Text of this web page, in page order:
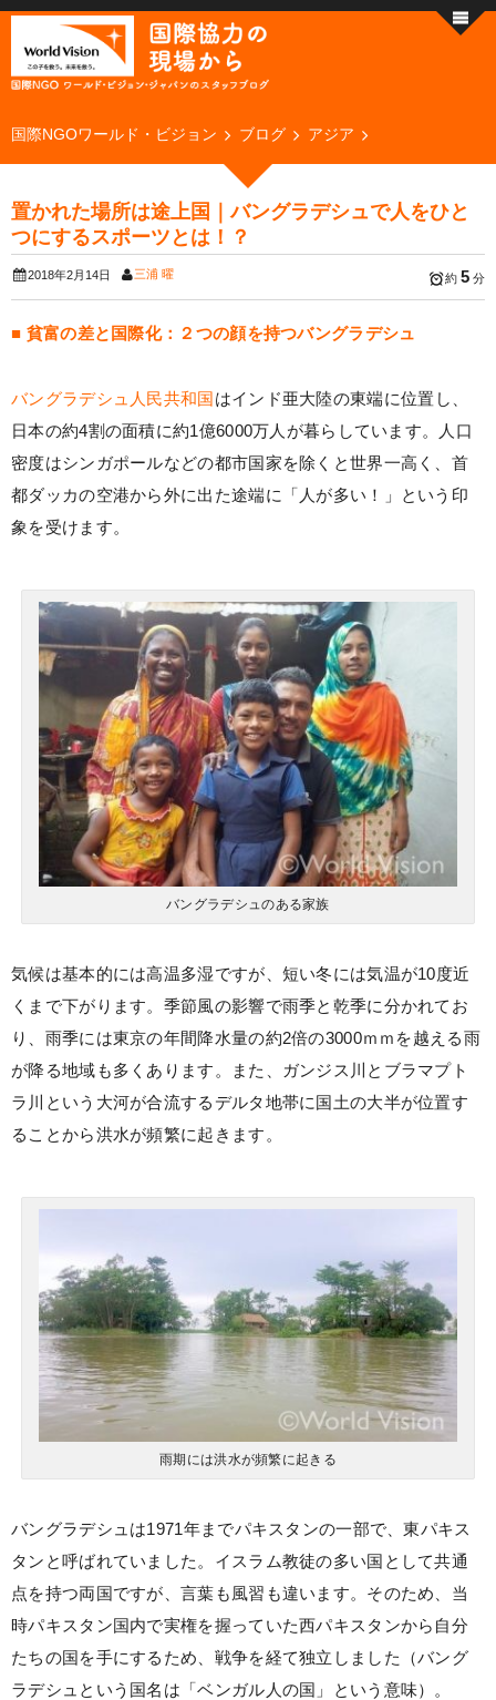
国際NGOワールド・ビジョン ブログ アジア
置かれた場所は途上国｜バングラデシュで人をひと
つにするスポーツとは！？
2018年2月14日 三浦 曜 約 5 分
■ 貧富の差と国際化：２つの顔を持つバングラデシュ
バングラデシュ人民共和国はインド亜大陸の東端に位置し、
日本の約4割の面積に約1億6000万人が暮らしています。人口
密度はシンガポールなどの都市国家を除くと世界一高く、首
都ダッカの空港から外に出た途端に「人が多い！」という印
象を受けます。
バングラデシュのある家族
気候は基本的には高温多湿ですが、短い冬には気温が10度近
くまで下がります。季節風の影響で雨季と乾季に分かれてお
り、雨季には東京の年間降水量の約2倍の3000ｍｍを越える雨
が降る地域も多くあります。また、ガンジス川とブラマプト
ラ川という大河が合流するデルタ地帯に国土の大半が位置す
ることから洪水が頻繁に起きます。
雨期には洪水が頻繁に起きる
バングラデシュは1971年までパキスタンの一部で、東パキス
タンと呼ばれていました。イスラム教徒の多い国として共通
点を持つ両国ですが、言葉も風習も違います。そのため、当
時パキスタン国内で実権を握っていた西パキスタンから自分
たちの国を手にするため、戦争を経て独立しました（バング
ラデシュという国名は「ベンガル人の国」という意味）。